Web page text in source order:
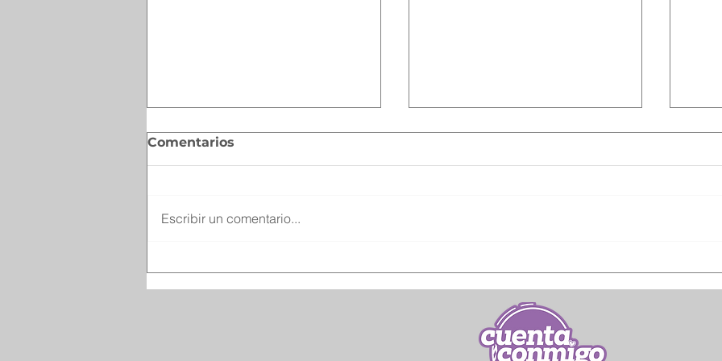
ante nueva normalidad
Comentarios
Escribir un comentario...